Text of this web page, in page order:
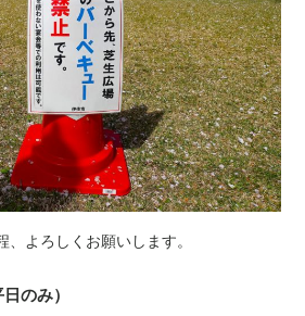
、よろしくお願いします。
のみ）